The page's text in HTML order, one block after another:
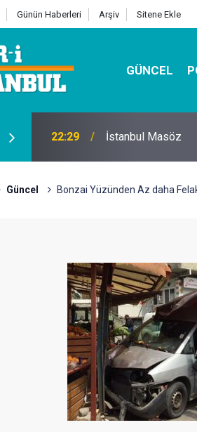
Günün Haberleri Arşiv Sitene Ekle
GÜNCEL
07:32 Kutu Sihirbazı ile
Güncel Bonzai Yüzünden Az daha